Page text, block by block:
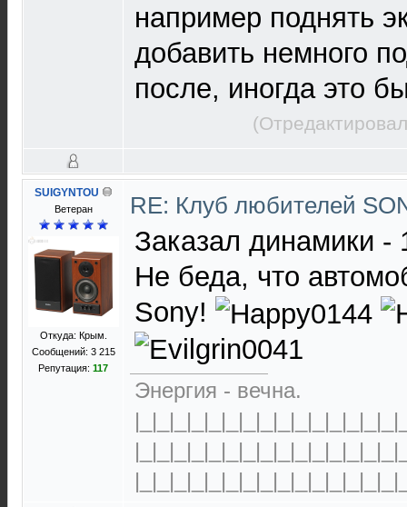
например поднять
добавить немного
после, иногда это
SUIGYNTOU
Ветеран
Откуда: Крым.
Сообщений: 3 215
Репутация: 117
RE: Клуб любителей
Заказал динамики -
Не беда, что
Sony!
Энергия - вечна.